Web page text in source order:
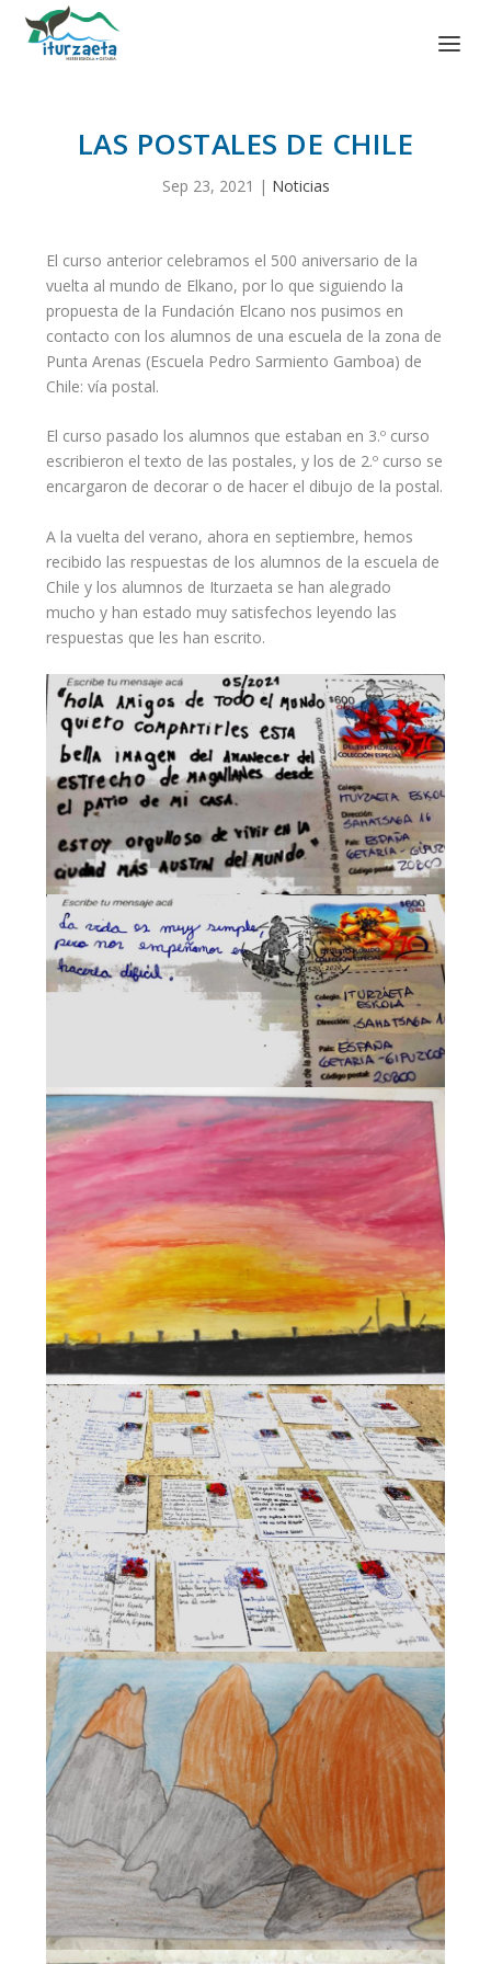
LAS POSTALES DE CHILE
Sep 23, 2021 | Noticias
El curso anterior celebramos el 500 aniversario de la
vuelta al mundo de Elkano, por lo que siguiendo la
propuesta de la Fundación Elcano nos pusimos en
contacto con los alumnos de una escuela de la zona de
Punta Arenas (Escuela Pedro Sarmiento Gamboa) de
Chile: vía postal.
El curso pasado los alumnos que estaban en 3.º curso
escribieron el texto de las postales, y los de 2.º curso se
encargaron de decorar o de hacer el dibujo de la postal.
A la vuelta del verano, ahora en septiembre, hemos
recibido las respuestas de los alumnos de la escuela de
Chile y los alumnos de Iturzaeta se han alegrado
mucho y han estado muy satisfechos leyendo las
respuestas que les han escrito.